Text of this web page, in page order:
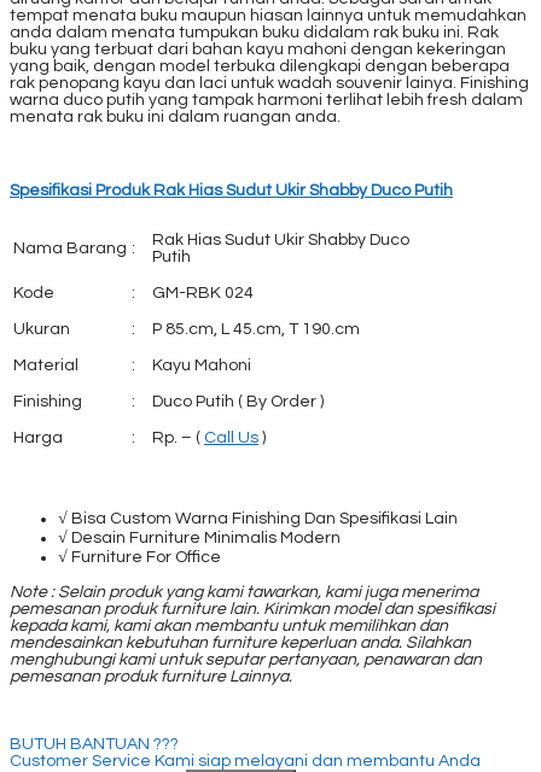
tempat menata buku maupun hiasan lainnya untuk memudahkan
anda dalam menata tumpukan buku didalam rak buku ini. Rak
buku yang terbuat dari bahan kayu mahoni dengan kekeringan
yang baik, dengan model terbuka dilengkapi dengan beberapa
rak penopang kayu dan laci untuk wadah souvenir lainya. Finishing
warna duco putih yang tampak harmoni terlihat lebih fresh dalam
menata rak buku ini dalam ruangan anda.
Spesifikasi Produk Rak Hias Sudut Ukir Shabby Duco Putih
Nama Barang :
Rak Hias Sudut Ukir Shabby Duco
Putih
Kode : GM-RBK 024
Ukuran : P 85.cm, L 45.cm, T 190.cm
Material : Kayu Mahoni
Finishing : Duco Putih ( By Order )
Harga : Rp. – ( Call Us )
√ Bisa Custom Warna Finishing Dan Spesifikasi Lain
√ Desain Furniture Minimalis Modern
√ Furniture For Office
Note : Selain produk yang kami tawarkan, kami juga menerima
pemesanan produk furniture lain. Kirimkan model dan spesifikasi
kepada kami, kami akan membantu untuk memilihkan dan
mendesainkan kebutuhan furniture keperluan anda. Silahkan
menghubungi kami untuk seputar pertanyaan, penawaran dan
pemesanan produk furniture Lainnya.
BUTUH BANTUAN ???
Customer Service Kami siap melayani dan membantu Anda